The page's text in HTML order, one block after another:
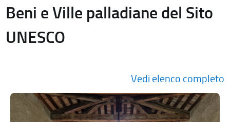
Beni e Ville palladiane del Sito
UNESCO
Vedi elenco completo